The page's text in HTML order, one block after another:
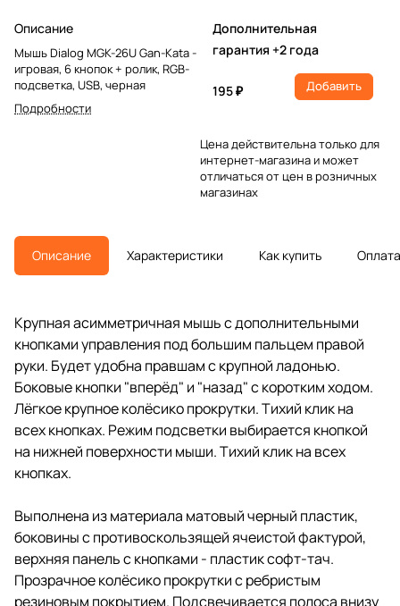
Описание
Мышь Dialog MGK-26U Gan-Kata -
игровая, 6 кнопок + ролик, RGB-
подсветка, USB, черная
Подробности
Дополнительная
гарантия +2 года
195 ₽ Добавить
Цена действительна только для
интернет-магазина и может
отличаться от цен в розничных
магазинах
Описание Характеристики Как купить Оплата
Крупная асимметричная мышь с дополнительными
кнопками управления под большим пальцем правой
руки. Будет удобна правшам с крупной ладонью.
Боковые кнопки "вперёд" и "назад" с коротким ходом.
Лёгкое крупное колёсико прокрутки. Тихий клик на
всех кнопках. Режим подсветки выбирается кнопкой
на нижней поверхности мыши. Тихий клик на всех
кнопках.
Выполнена из материала матовый черный пластик,
боковины с противоскользящей ячеистой фактурой,
верхняя панель с кнопками - пластик софт-тач.
Прозрачное колёсико прокрутки с ребристым
резиновым покрытием. Подсвечивается полоса внизу